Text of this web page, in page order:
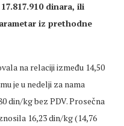
dinara, ili
iz prethodne
na relaciji između 14,50
je u nedelji za nama
din/kg bez PDV. Prosečna
16,23 din/kg (14,76